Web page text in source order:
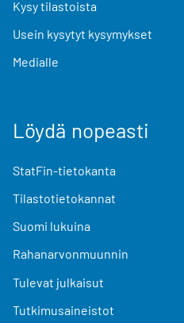
Kysy tilastoista
Usein kysytyt kysymykset
Medialle
Löydä nopeasti
StatFin-tietokanta
Tilastotietokannat
Suomi lukuina
Rahanarvonmuunnin
Tulevat julkaisut
Tutkimusaineistot